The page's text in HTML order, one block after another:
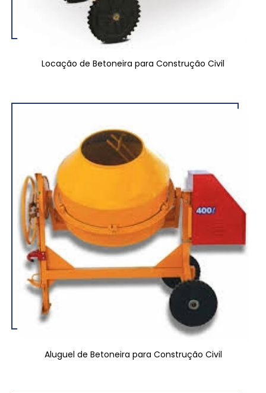
Locação de Betoneira para Construção Civil
Aluguel de Betoneira para Construção Civil